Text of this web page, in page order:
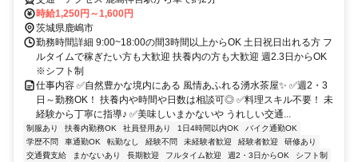
時給1,250円～1,600円
茨城県鹿嶋市
勤務時間詳細 9:00~18:00の間3時間以上からOK 土日祝日出れる方 フ
ルタイムで稼ぎたい方も大歓迎 扶養内の方も大歓迎 週2.3日からOK
※シフト制
仕事内容 ✅自然豊かな境内にある 風情あふれる湧水茶屋✨ ✅週2・3
日～勤務OK！ 扶養内や時間や日数は相談可◎ ✅料理スキル不要！ 未
経験から丁寧に指導♪ ✅美味しいまかないや うれしい交通...
制服あり 扶養内勤務OK 社員登用あり 1日4時間以内OK
バイク通勤OK
学歴不問
車通勤OK 転勤なし 経験不問 未経験者歓迎 経験者歓迎
研修あり
交通費支給
まかないあり 長期歓迎 フルタイム歓迎 週2・3日からOK シフト制